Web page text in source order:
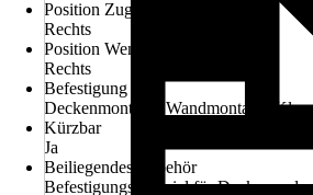
Position Zugvorrichtung
Rechts
Position Wendestab
Rechts
Befestigung
Deckenmontage, Wandmontage,
Kürzbar
Ja
Beiliegendes Zubehör
Befestigungsmaterial für Decken-